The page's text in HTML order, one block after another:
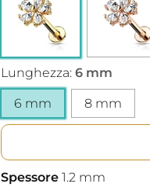
Lunghezza: 6 mm
6 mm 8 mm
Spessore 1.2mm